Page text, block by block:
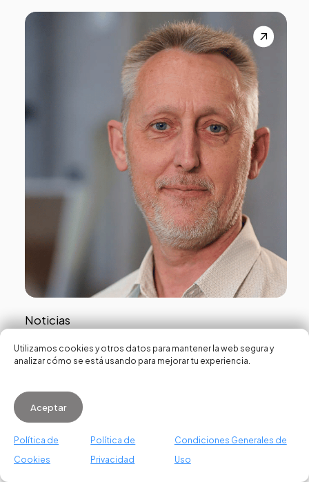
Utilizamos cookies y otros datos para mantener la web segura y
analizar cómo se está usando para mejorar tu experiencia.
Aceptar
Política de
Cookies
Política de
Privacidad
Condiciones Generales de
Uso
Noticias
VDS reconoce a David Rosa con el
Premio Honorífico Ciudad de
Valencia por su papel clave en la
transformación innovadora de la
ciudad
8 de abril de 2026
WhatsApp us